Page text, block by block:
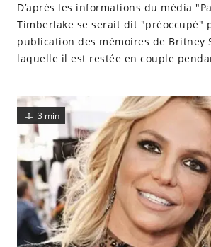
D’après les informations du média
Timberlake se serait dit "préoccupé"
publication des mémoires de Britney
laquelle il est restée en couple
3 min